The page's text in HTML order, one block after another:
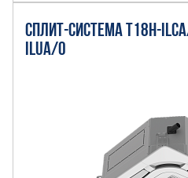
СПЛИТ-СИСТЕМА T18H-
ILUA/O